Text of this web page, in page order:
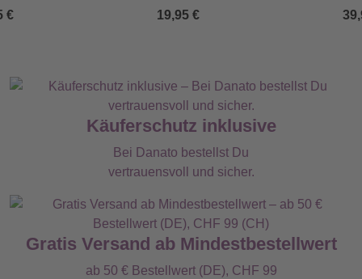
€
19,95 €
Käuferschutz inklusive
Bei Danato bestellst Du
vertrauensvoll und sicher.
Gratis Versand ab Mindestbestellwert
ab 50 € Bestellwert (DE), CHF 99